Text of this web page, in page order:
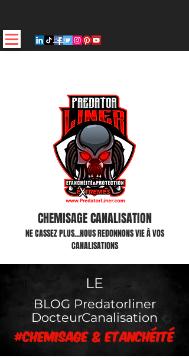
Blog
CHEMISAGE CANALISATION
NE CASSEZ PLUS...NOUS REDONNONS VIE À VOS
CANALISATIONS
LE
BLOG Predatorliner
DocteurCanalisation
#chemisage & Etanchéité